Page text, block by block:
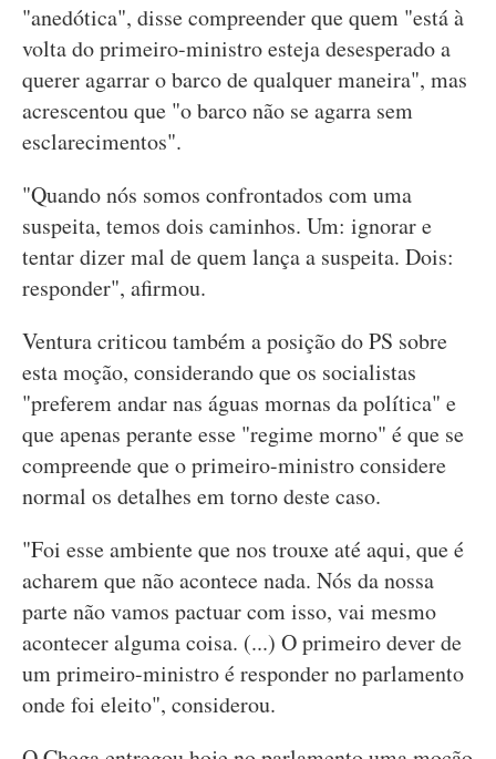
"anedótica", disse compreender que quem "está à
volta do primeiro-ministro esteja desesperado a
querer agarrar o barco de qualquer maneira", mas
acrescentou que "o barco não se agarra sem
esclarecimentos".
"Quando nós somos confrontados com uma
suspeita, temos dois caminhos. Um: ignorar e
tentar dizer mal de quem lança a suspeita. Dois:
responder", afirmou.
Ventura criticou também a posição do PS sobre
esta moção, considerando que os socialistas
"preferem andar nas águas mornas da política" e
que apenas perante esse "regime morno" é que se
compreende que o primeiro-ministro considere
normal os detalhes em torno deste caso.
"Foi esse ambiente que nos trouxe até aqui, que é
acharem que não acontece nada. Nós da nossa
parte não vamos pactuar com isso, vai mesmo
acontecer alguma coisa. (...) O primeiro dever de
um primeiro-ministro é responder no parlamento
onde foi eleito", considerou.